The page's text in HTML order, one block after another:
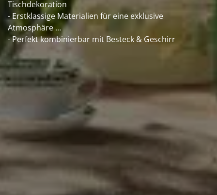
Tischdekoration
- Erstklassige Materialien für eine exklusive
Atmosphäre
- Perfekt kombinierbar mit Besteck & Geschirr